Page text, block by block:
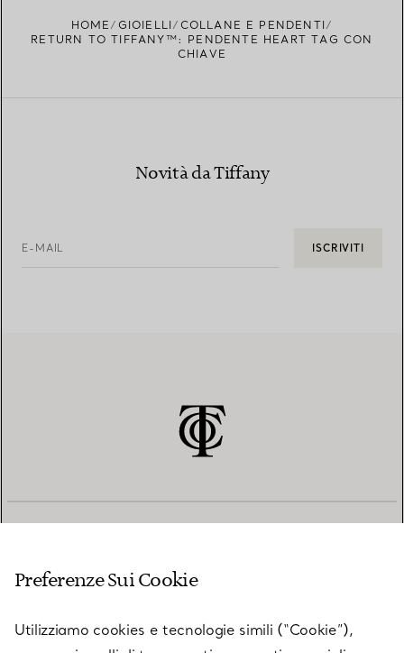
HOME GIOIELLI
COLLANE E PENDENTI
RETURN TO TIFFANY™: PENDENTE HEART TAG CON
CHIAVE
Novità da Tiffany
E-MAIL ISCRIVITI
Preferenze Sui Cookie
Utilizziamo cookies e tecnologie simili (“Cookie”),